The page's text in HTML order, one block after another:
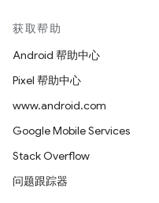
获取帮助
Android 帮助中心
Pixel 帮助中心
www.android.com
Google Mobile Services
Stack Overflow
问题跟踪器